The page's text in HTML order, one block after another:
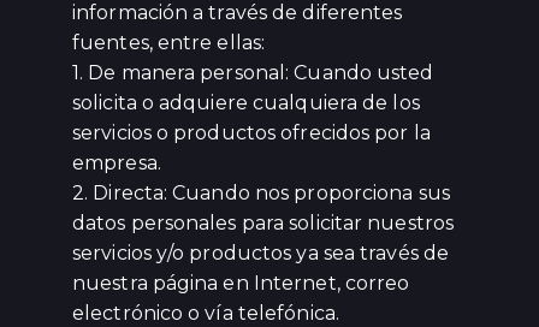
información a través de diferentes
fuentes, entre ellas:
1. De manera personal: Cuando usted
solicita o adquiere cualquiera de los
servicios o productos ofrecidos por la
empresa.
2. Directa: Cuando nos proporciona sus
datos personales para solicitar nuestros
servicios y/o productos ya sea través de
nuestra página en Internet, correo
electrónico o vía telefónica.